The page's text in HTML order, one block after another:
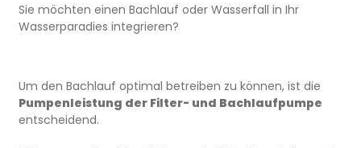
Sie möchten einen Bachlauf oder Wasserfall in Ihr
Wasserparadies integrieren?
Um den Bachlauf optimal betreiben zu können, ist die
Pumpenleistung der Filter- und Bachlaufpumpe
entscheidend.